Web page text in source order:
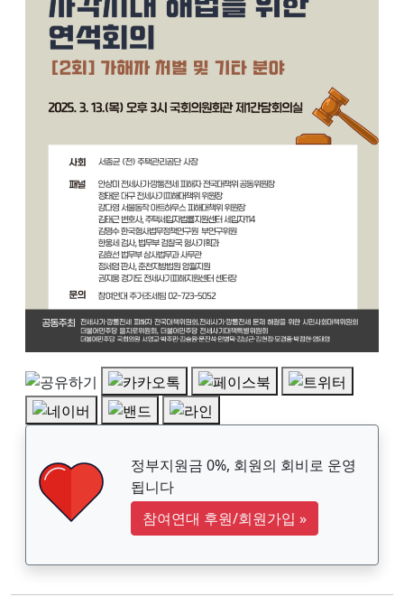
정부지원금 0%, 회원의 회비로 운영
됩니다
참여연대 후원/회원가입 »